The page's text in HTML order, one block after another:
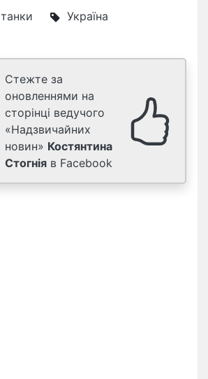
танки Україна
Стежте за
оновленнями на
сторінці ведучого
«Надзвичайних
новин» Костянтина
Стогнія в Facebook